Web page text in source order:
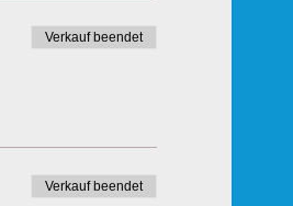
Verkauf beendet
Verkauf beendet